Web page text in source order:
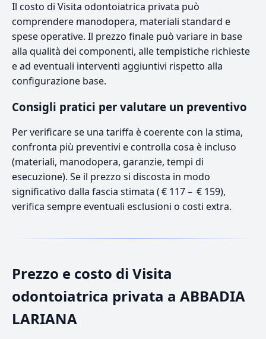
Il costo di Visita odontoiatrica privata può
comprendere manodopera, materiali standard e
spese operative. Il prezzo finale può variare in base
alla qualità dei componenti, alle tempistiche richieste
e ad eventuali interventi aggiuntivi rispetto alla
configurazione base.
Consigli pratici per valutare un preventivo
Per verificare se una tariffa è coerente con la stima,
confronta più preventivi e controlla cosa è incluso
(materiali, manodopera, garanzie, tempi di
esecuzione). Se il prezzo si discosta in modo
significativo dalla fascia stimata ( € 117 – € 159),
verifica sempre eventuali esclusioni o costi extra.
Prezzo e costo di Visita
odontoiatrica privata a ABBADIA
LARIANA